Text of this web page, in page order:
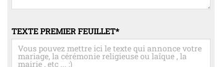
TEXTE PREMIER FEUILLET*